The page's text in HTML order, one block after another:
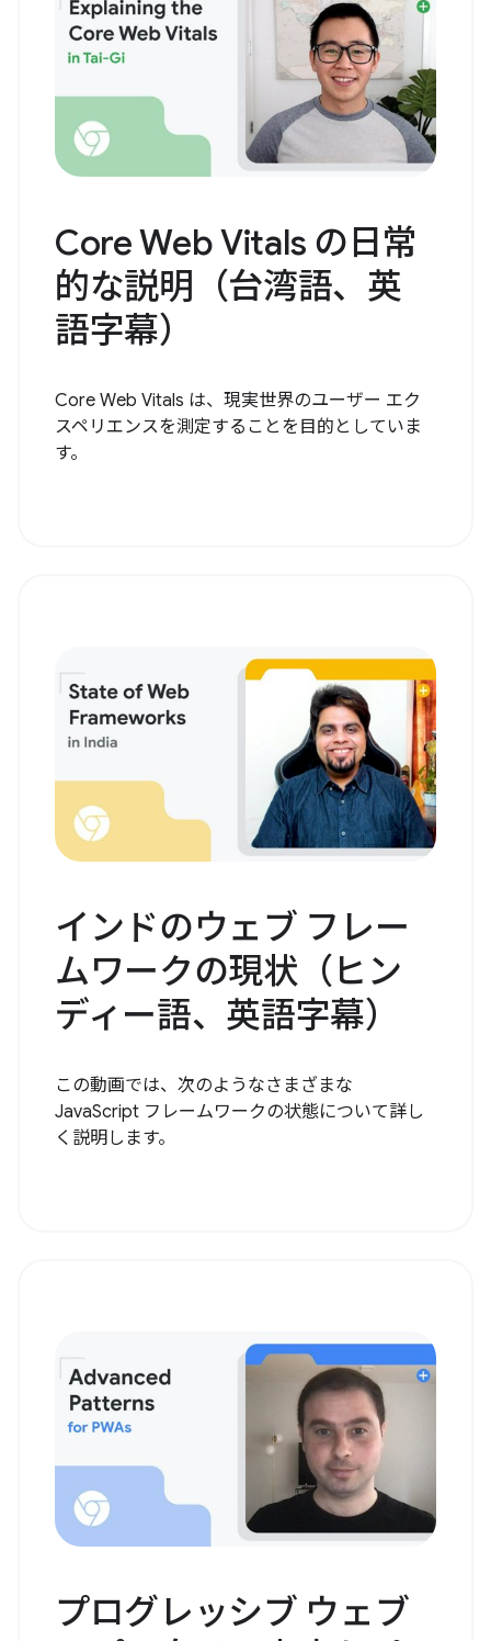
Core Web Vitals の日常
的な説明（台湾語、英
語字幕）
Core Web Vitals は、現実世界のユーザー エク
スペリエンスを測定することを目的としていま
す。
インドのウェブ フレー
ムワークの現状（ヒン
ディー語、英語字幕）
この動画では、次のようなさまざまな
JavaScript フレームワークの状態について詳し
く説明します。
プログレッシブ ウェブ